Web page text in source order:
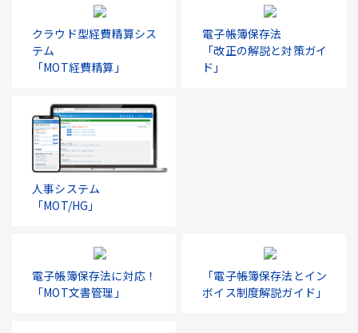
クラウド型経費精算シス
テム
「MOT経費精算」
電子帳簿保存法
「改正の解説と対策ガイ
ド」
人事システム
「MOT/HG」
電子帳簿保存法に対応！
「MOT文書管理」
「電子帳簿保存法とイン
ボイス制度解説ガイド」